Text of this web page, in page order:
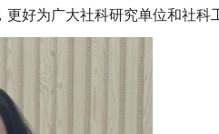
好为广大社科研究单位和社科